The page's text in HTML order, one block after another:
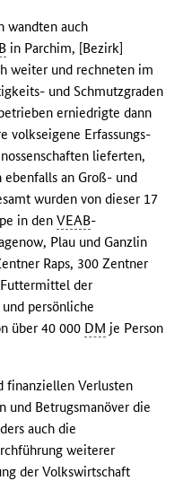
wandten auch
in Parchim, [Bezirk]
weiter und rechneten im
und Schmutzgraden
erniedrigte dann
volkseigene Erfassungs-
lieferten,
an Groß- und
wurden von dieser 17
in denVEAB-
Plau und Ganzlin
Raps, 300 Zentner
der
persönliche
über 40 000 DM je Person
finanziellen Verlusten
und Betrugsmanöver die
auch die
weiterer
der Volkswirtschaft